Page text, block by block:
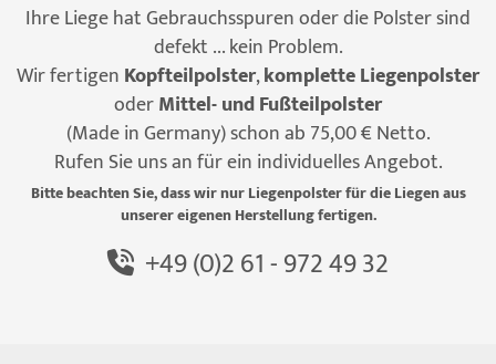
Ihre Liege hat Gebrauchsspuren oder die Polster sind
defekt ... kein Problem.
Wir fertigen Kopfteilpolster,komplette Liegenpolster
oderMittel- und Fußteilpolster
(Made in Germany) schon ab 75,00 € Netto.
Rufen Sie uns an für ein individuelles Angebot.
Bitte beachten Sie, dass wir nur Liegenpolster für die Liegen aus
unserer eigenen Herstellung fertigen.
+49 (0)2 61 - 972 49 32